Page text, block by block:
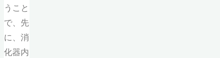
うこと
で、先
に、消
化器内